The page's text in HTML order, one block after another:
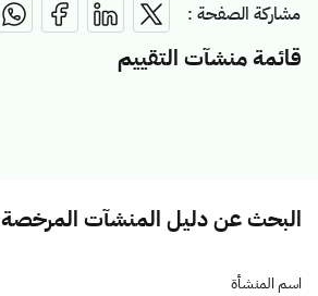
مشاركة الصفحة :
قائمة منشآت التقييم
البحث عن دليل المنشآت المرخصة
اسم المنشأة